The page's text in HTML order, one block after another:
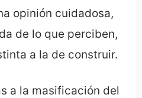
opinión cuidadosa,
de lo que perciben,
a la de construir.
a la masificación del